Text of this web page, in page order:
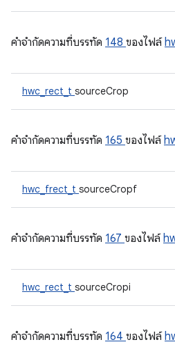
คําจํากัดความที่บรรทัด 148 ของไฟล์
hwc_rect_t sourceCrop
คําจํากัดความที่บรรทัด 165 ของไฟล์
hwc_frect_t sourceCropf
คําจํากัดความที่บรรทัด 167 ของไฟล์
hwc_rect_t sourceCropi
คําจํากัดความที่บรรทัด 164 ของไฟล์